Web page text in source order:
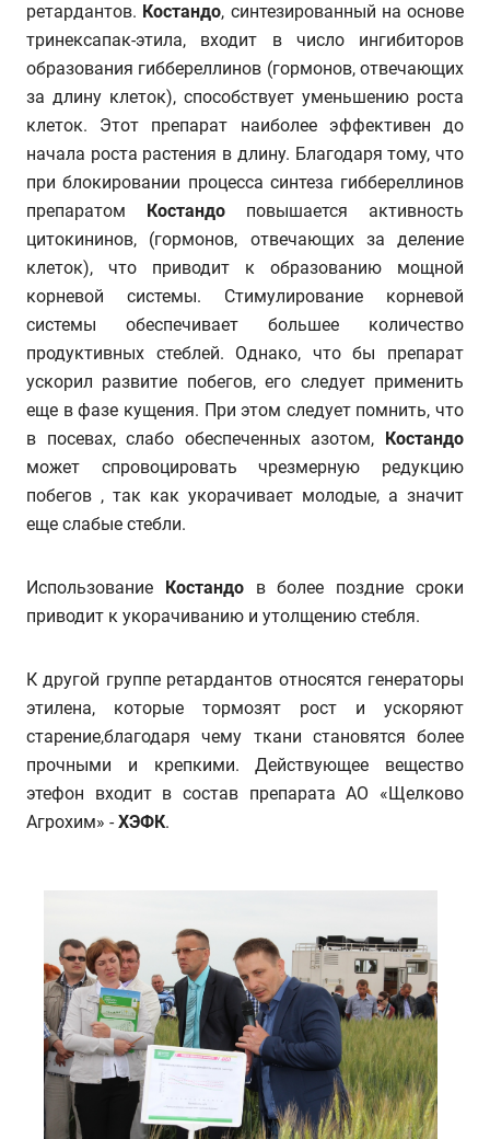
ретардантов. Костандо, синтезированный на основе
тринексапак-этила, входит в число ингибиторов
образования гиббереллинов (гормонов, отвечающих
за длину клеток), способствует уменьшению роста
клеток. Этот препарат наиболее эффективен до
начала роста растения в длину. Благодаря тому, что
при блокировании процесса синтеза гиббереллинов
препаратом Костандо повышается активность
цитокининов, (гормонов, отвечающих за деление
клеток), что приводит к образованию мощной
корневой системы. Стимулирование корневой
системы обеспечивает большее количество
продуктивных стеблей. Однако, что бы препарат
ускорил развитие побегов, его следует применить
еще в фазе кущения. При этом следует помнить, что
в посевах, слабо обеспеченных азотом, Костандо
может спровоцировать чрезмерную редукцию
побегов , так как укорачивает молодые, а значит
еще слабые стебли.
Использование Костандов более поздние сроки
приводит к укорачиванию и утолщению стебля.
К другой группе ретардантов относятся генераторы
этилена, которые тормозят рост и ускоряют
старение,благодаря чему ткани становятся более
прочными и крепкими. Действующее вещество
этефон входит в состав препарата АО «Щелково
Агрохим» -ХЭФК.